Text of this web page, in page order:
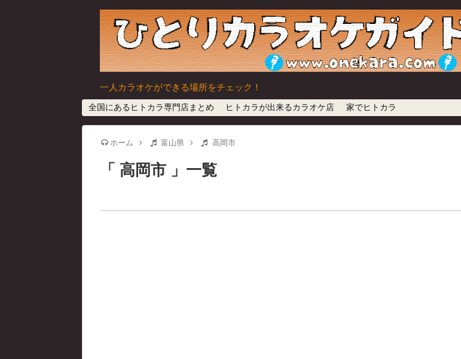
一人カラオケができる場所をチェック！
全国にあるヒトカラ専門店まとめ ヒトカラが出来るカラオケ店 家でヒトカラ
ホーム 富山県 高岡市
高岡市 一覧